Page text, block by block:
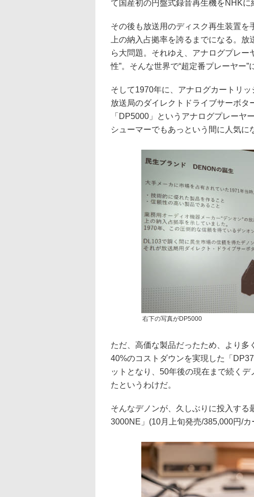
て国産初の円盤式録音再生機をNHKに
その後も放送用のディスク再生装置
上の納入占拠率を誇るまでになる。
ら大問題。それゆえ、アナログプレー
性”。そんな世界で“超定番プレーヤー
そして1970年に、アナログカートリ
放送局のダイレクトドライブサーボタ
「DP5000」というアナログプレーヤ
シューマーでもあっという間に人気に
右下の写真がDP5000
ただ、高価な製品だったため、より
40%のコストダウンを実現した「
ットとなり、50年後の現在まで続く
たというわけだ。
そんなデノンが、久しぶりに投入す
3000NE」(10月上旬発売/385,000円/カ